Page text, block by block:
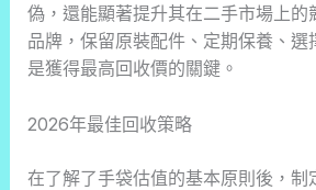
偽，還能顯著提升其在二手市場上的
品牌，保留原裝配件、定期保養、選
是獲得最高回收價的關鍵。
2026年最佳回收策略
在了解了手袋估值的基本原則後，制